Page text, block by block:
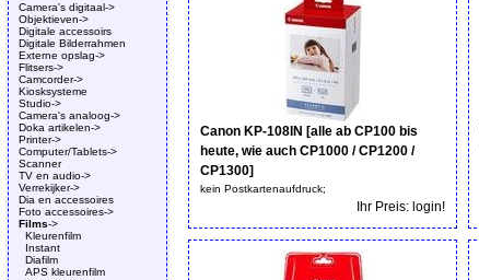
Camera's digitaal->
Objektieven->
Digitale accessoirs
Digitale Bilderrahmen
Externe opslag->
Flitsers->
Camcorder->
Kiosksysteme
Studio->
Camera's analoog->
Doka artikelen->
Printer->
Computer/Tablets->
Scanner
TV en audio->
Verrekijker->
Dia en accessoires
Foto accessoires->
Films->
Kleurenfilm
Instant
Diafilm
APS kleurenfilm
Canon KP-108IN [alle ab CP100 bis
heute, wie auch CP1000 / CP1200 /
CP1300]
kein Postkartenaufdruck;
Ihr Preis: login!